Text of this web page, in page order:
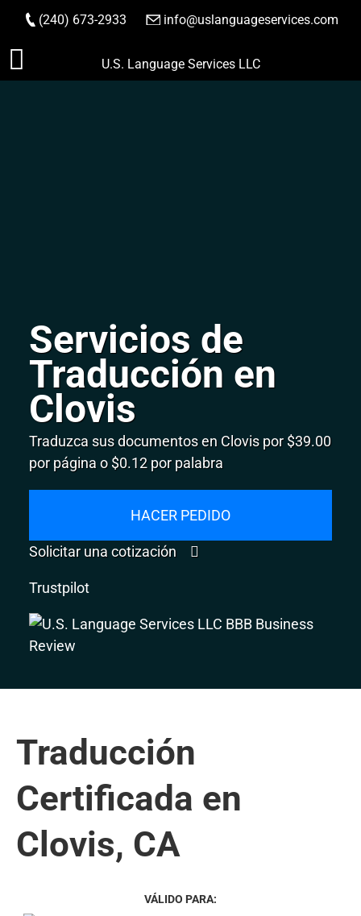
Saltar
(240) 673-2933 info@uslanguageservices.com
HACER PEDIDO
U.S. Language Services LLC
Servicios de
Traducción en
Clovis
Traduzca sus documentos en Clovis por $39.00
por página o $0.12 por palabra
HACER PEDIDO
Solicitar una cotización
Trustpilot
Traducción
Certificada en
Clovis, CA
VÁLIDO PARA: